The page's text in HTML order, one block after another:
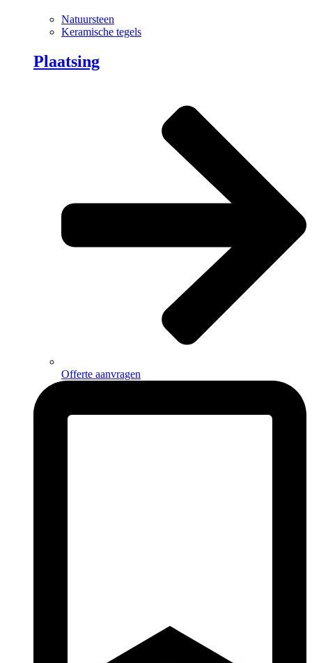
Natuursteen
Keramische tegels
Plaatsing
Offerte aanvragen